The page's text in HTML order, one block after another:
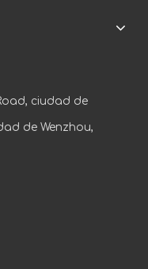
ciudad de
de Wenzhou,